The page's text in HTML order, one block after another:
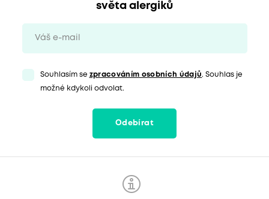
světa alergiků
Souhlasím se zpracováním osobních údajů. Souhlas je
možné kdykoli odvolat.
Odebírat